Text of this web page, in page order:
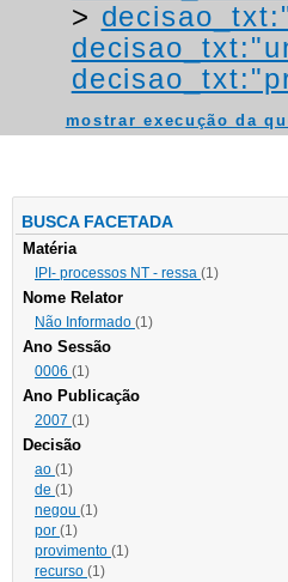
>
mostrar execução da
BUSCA FACETADA
Matéria
IPI- processos NT - ressa (1)
Nome Relator
Não Informado (1)
Ano Sessão
0006 (1)
Ano Publicação
2007 (1)
Decisão
ao (1)
de (1)
negou (1)
por (1)
provimento (1)
recurso (1)